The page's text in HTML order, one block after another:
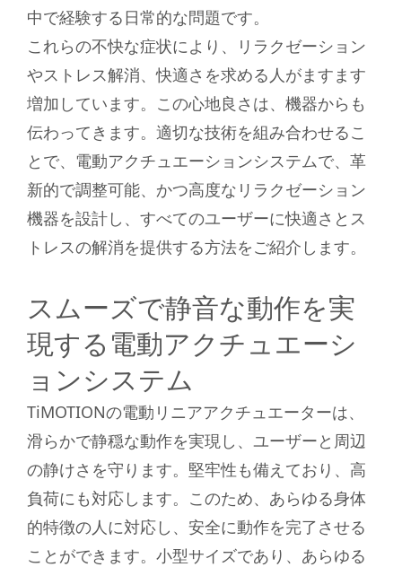
中で経験する日常的な問題です。
これらの不快な症状により、リラクゼーション
やストレス解消、快適さを求める人がますます
増加しています。この心地良さは、機器からも
伝わってきます。適切な技術を組み合わせるこ
とで、電動アクチュエーションシステムで、革
新的で調整可能、かつ高度なリラクゼーション
機器を設計し、すべてのユーザーに快適さとス
トレスの解消を提供する方法をご紹介します。
スムーズで静音な動作を実
現する電動アクチュエーシ
ョンシステム
TiMOTIONの電動リニアアクチュエーターは、
滑らかで静穏な動作を実現し、ユーザーと周辺
の静けさを守ります。堅牢性も備えており、高
負荷にも対応します。このため、あらゆる身体
的特徴の人に対応し、安全に動作を完了させる
ことができます。小型サイズであり、あらゆる